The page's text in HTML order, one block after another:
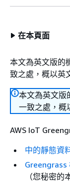
在本頁面
本文為英文版的
致之處，概以英
本文為英文版
一致之處，概
AWS IoT
中的靜態資
Greengrass
（您秘密的